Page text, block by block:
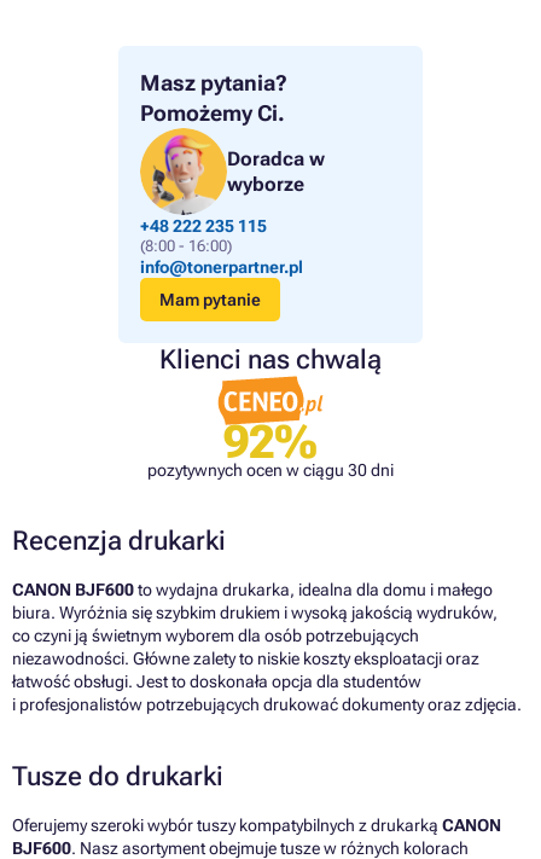
Masz pytania?
Pomożemy Ci.
Doradca w
wyborze
+48 222 235 115
(8:00 - 16:00)
info@tonerpartner.pl
Mam pytanie
Klienci nas chwalą
92%
pozytywnych ocen w ciągu 30 dni
Recenzja drukarki
CANON BJF600to wydajna drukarka, idealna dla domu i małego
biura. Wyróżnia się szybkim drukiem i wysoką jakością wydruków,
co czyni ją świetnym wyborem dla osób potrzebujących
niezawodności. Główne zalety to niskie koszty eksploatacji oraz
łatwość obsługi. Jest to doskonała opcja dla studentów
i profesjonalistów potrzebujących drukować dokumenty oraz zdjęcia.
Tusze do drukarki
Oferujemy szeroki wybór tuszy kompatybilnych z drukarką CANON
BJF600. Nasz asortyment obejmuje tusze w różnych kolorach